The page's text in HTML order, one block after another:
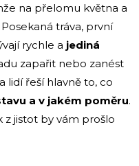
na přelomu května a
tráva, první
rychle a jediná
zapařit nebo zanést
lidí řeší hlavně to, co
a v jakém poměru.
z jistot by vám prošlo